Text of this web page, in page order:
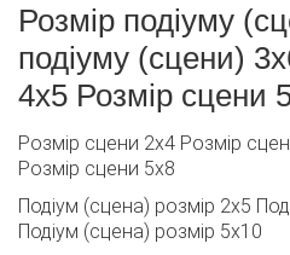
Розмір подіуму
подіуму (сцени)
4х5 Розмір сцени
Розмір сцени 2х4 Розмір
Розмір сцени 5х8
Подіум (сцена) розмір 2х5
Подіум (сцена) розмір 5х10